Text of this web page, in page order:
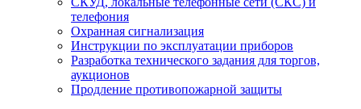
телефония
Охранная сигнализация
Инструкции по эксплуатации приборов
Разработка технического задания для торгов,
аукционов
Продление противопожарной защиты